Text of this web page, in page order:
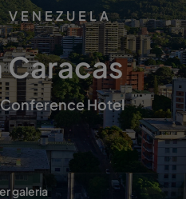
VENEZUELA
Caracas
Hotel
galeria